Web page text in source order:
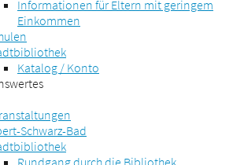
Informationen für Eltern mit geringem
Einkommen
Katalog / Konto
Schwarz-Bad